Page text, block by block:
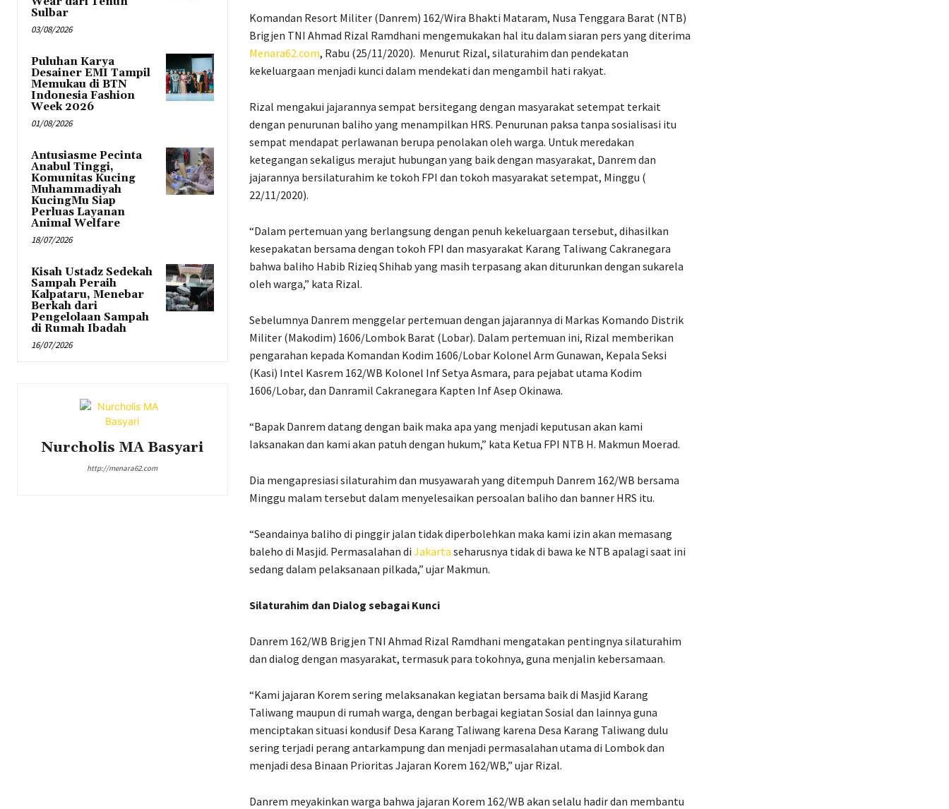
Sulbar
03/08/2026
Puluhan Karya
Desainer EMI Tampil
Memukau di BTN
Indonesia Fashion
Week 2026
01/08/2026
Antusiasme Pecinta
Anabul Tinggi,
Komunitas Kucing
Muhammadiyah
KucingMu Siap
Perluas Layanan
Animal Welfare
18/07/2026
Kisah Ustadz Sedekah
Sampah Peraih
Kalpataru, Menebar
Berkah dari
Pengelolaan Sampah
di Rumah Ibadah
16/07/2026
Nurcholis MA Basyari
http://menara62.com
Komandan Resort Militer (Danrem) 162/Wira Bhakti Mataram, Nusa Tenggara Barat (NTB)
Brigjen TNI Ahmad Rizal Ramdhani mengemukakan hal itu dalam siaran pers yang diterima
Menara62.com, Rabu (25/11/2020). Menurut Rizal, silaturahim dan pendekatan
kekeluargaan menjadi kunci dalam mendekati dan mengambil hati rakyat.
Rizal mengakui jajarannya sempat bersitegang dengan masyarakat setempat terkait
dengan penurunan baliho yang menampilkan HRS. Penurunan paksa tanpa sosialisasi itu
sempat mendapat perlawanan berupa penolakan oleh warga. Untuk meredakan
ketegangan sekaligus merajut hubungan yang baik dengan masyarakat, Danrem dan
jajarannya bersilaturahim ke tokoh FPI dan tokoh masyarakat setempat, Minggu (
22/11/2020).
“Dalam pertemuan yang berlangsung dengan penuh kekeluargaan tersebut, dihasilkan
kesepakatan bersama dengan tokoh FPI dan masyarakat Karang Taliwang Cakranegara
bahwa baliho Habib Rizieq Shihab yang masih terpasang akan diturunkan dengan sukarela
oleh warga,” kata Rizal.
Sebelumnya Danrem menggelar pertemuan dengan jajarannya di Markas Komando Distrik
Militer (Makodim) 1606/Lombok Barat (Lobar). Dalam pertemuan ini, Rizal memberikan
pengarahan kepada Komandan Kodim 1606/Lobar Kolonel Arm Gunawan, Kepala Seksi
(Kasi) Intel Kasrem 162/WB Kolonel Inf Setya Asmara, para pejabat utama Kodim
1606/Lobar, dan Danramil Cakranegara Kapten Inf Asep Okinawa.
“Bapak Danrem datang dengan baik maka apa yang menjadi keputusan akan kami
laksanakan dan kami akan patuh dengan hukum,” kata Ketua FPI NTB H. Makmun Moerad.
Dia mengapresiasi silaturahim dan musyawarah yang ditempuh Danrem 162/WB bersama
Minggu malam tersebut dalam menyelesaikan persoalan baliho dan banner HRS itu.
“Seandainya baliho di pinggir jalan tidak diperbolehkan maka kami izin akan memasang
baleho di Masjid. Permasalahan di Jakarta seharusnya tidak di bawa ke NTB apalagi saat ini
sedang dalam pelaksanaan pilkada,” ujar Makmun.
Silaturahim dan Dialog sebagai Kunci
Danrem 162/WB Brigjen TNI Ahmad Rizal Ramdhani mengatakan pentingnya silaturahim
dan dialog dengan masyarakat, termasuk para tokohnya, guna menjalin kebersamaan.
“Kami jajaran Korem sering melaksanakan kegiatan bersama baik di Masjid Karang
Taliwang maupun di rumah warga, dengan berbagai kegiatan Sosial dan lainnya guna
menciptakan situasi kondusif Desa Karang Taliwang karena Desa Karang Taliwang dulu
sering terjadi perang antarkampung dan menjadi permasalahan utama di Lombok dan
menjadi desa Binaan Prioritas Jajaran Korem 162/WB,” ujar Rizal.
Danrem meyakinkan warga bahwa jajaran Korem 162/WB akan selalu hadir dan membantu